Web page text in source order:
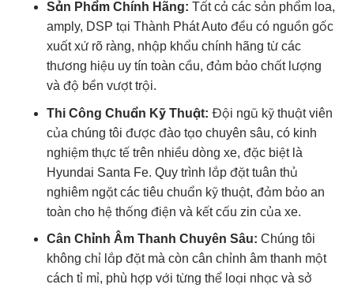
Sản Phẩm Chính Hãng: Tất cả các sản phẩm loa,
amply, DSP tại Thành Phát Auto đều có nguồn gốc
xuất xứ rõ ràng, nhập khẩu chính hãng từ các
thương hiệu uy tín toàn cầu, đảm bảo chất lượng
và độ bền vượt trội.
Thi Công Chuẩn Kỹ Thuật: Đội ngũ kỹ thuật viên
của chúng tôi được đào tạo chuyên sâu, có kinh
nghiệm thực tế trên nhiều dòng xe, đặc biệt là
Hyundai Santa Fe. Quy trình lắp đặt tuân thủ
nghiêm ngặt các tiêu chuẩn kỹ thuật, đảm bảo an
toàn cho hệ thống điện và kết cấu zin của xe.
Cân Chỉnh Âm Thanh Chuyên Sâu: Chúng tôi
không chỉ lắp đặt mà còn cân chỉnh âm thanh một
cách tỉ mỉ, phù hợp với từng thể loại nhạc và sở